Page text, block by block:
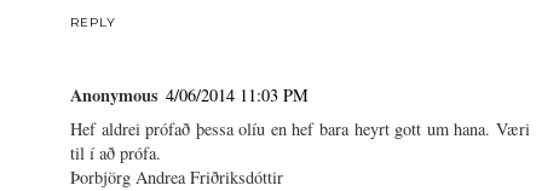
REPLY
Anonymous 4/06/2014 11:03 PM
Hef aldrei prófað þessa olíu en hef bara heyrt gott um hana. Væri
til í að prófa.
Þorbjörg Andrea Friðriksdóttir